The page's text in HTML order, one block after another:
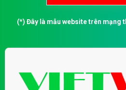
(*) Đây là mẫu website trên mạng